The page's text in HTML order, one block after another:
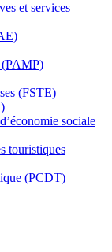
et services
(PAMP)
(FSTE)
sociale
touristiques
(PCDT)